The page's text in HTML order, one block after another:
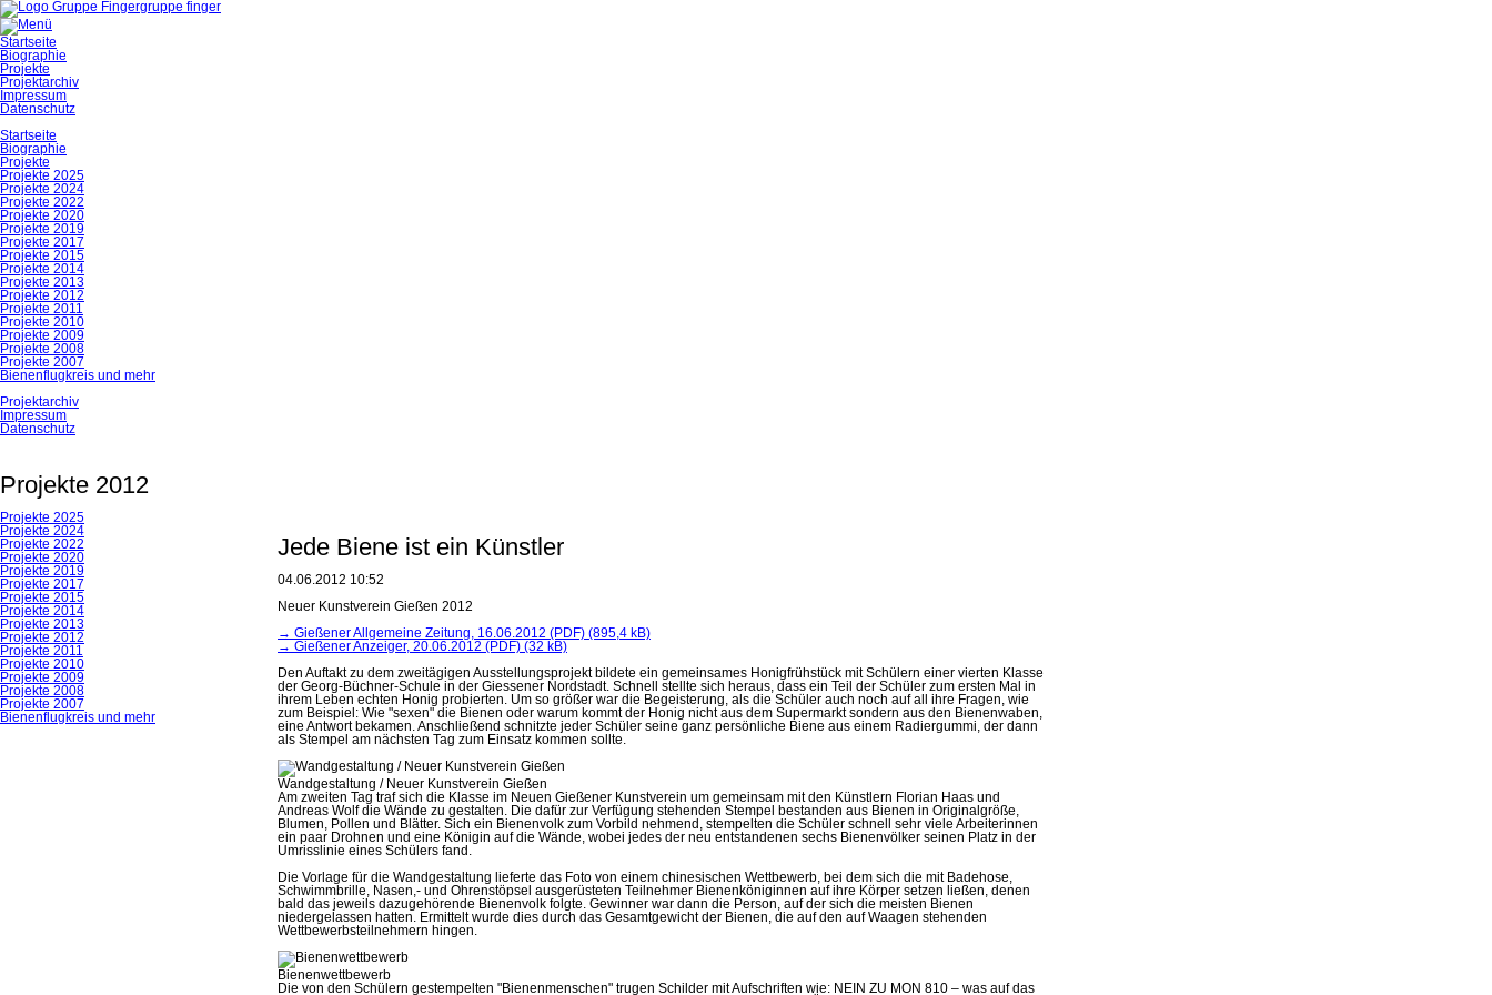
gruppe finger
Navigation
überspringen
Startseite
Biographie
Projekte
Projektarchiv
Impressum
Datenschutz
Startseite
Biographie
Projekte
Projekte 2025
Projekte 2024
Projekte 2022
Projekte 2020
Projekte 2019
Projekte 2017
Projekte 2015
Projekte 2014
Projekte 2013
Projekte 2012
Projekte 2011
Projekte 2010
Projekte 2009
Projekte 2008
Projekte 2007
Bienenflugkreis und mehr
Projektarchiv
Impressum
Datenschutz
Projekte 2012
Jede Biene ist ein Künstler
04.06.2012 10:52
Neuer Kunstverein Gießen 2012
→ Gießener Allgemeine Zeitung, 16.06.2012 (PDF) (895,4 kB)
→ Gießener Anzeiger, 20.06.2012 (PDF) (32 kB)
Den Auftakt zu dem zweitägigen Ausstellungsprojekt bildete ein gemeinsames Honigfrühstück mit Schülern einer vierten Klasse
der Georg-Büchner-Schule in der Giessener Nordstadt. Schnell stellte sich heraus, dass ein Teil der Schüler zum ersten Mal in
ihrem Leben echten Honig probierten. Um so größer war die Begeisterung, als die Schüler auch noch auf all ihre Fragen, wie
zum Beispiel: Wie "sexen" die Bienen oder warum kommt der Honig nicht aus dem Supermarkt sondern aus den Bienenwaben,
eine Antwort bekamen. Anschließend schnitzte jeder Schüler seine ganz persönliche Biene aus einem Radiergummi, der dann
als Stempel am nächsten Tag zum Einsatz kommen sollte.
Wandgestaltung / Neuer Kunstverein Gießen
Am zweiten Tag traf sich die Klasse im Neuen Gießener Kunstverein um gemeinsam mit den Künstlern Florian Haas und
Andreas Wolf die Wände zu gestalten. Die dafür zur Verfügung stehenden Stempel bestanden aus Bienen in Originalgröße,
Blumen, Pollen und Blätter. Sich ein Bienenvolk zum Vorbild nehmend, stempelten die Schüler schnell sehr viele Arbeiterinnen
ein paar Drohnen und eine Königin auf die Wände, wobei jedes der neu entstandenen sechs Bienenvölker seinen Platz in der
Umrisslinie eines Schülers fand.
Die Vorlage für die Wandgestaltung lieferte das Foto von einem chinesischen Wettbewerb, bei dem sich die mit Badehose,
Schwimmbrille, Nasen,- und Ohrenstöpsel ausgerüsteten Teilnehmer Bienenköniginnen auf ihre Körper setzen ließen, denen
bald das jeweils dazugehörende Bienenvolk folgte. Gewinner war dann die Person, auf der sich die meisten Bienen
niedergelassen hatten. Ermittelt wurde dies durch das Gesamtgewicht der Bienen, die auf den auf Waagen stehenden
Wettbewerbsteilnehmern hingen.
Bienenwettbewerb
Die von den Schülern gestempelten "Bienenmenschen" trugen Schilder mit Aufschriften wie: NEIN ZU MON 810 – was auf das
Navigation
überspringen
Projekte 2025
Projekte 2024
Projekte 2022
Projekte 2020
Projekte 2019
Projekte 2017
Projekte 2015
Projekte 2014
Projekte 2013
Projekte 2012
Projekte 2011
Projekte 2010
Projekte 2009
Projekte 2008
Projekte 2007
Bienenflugkreis und mehr